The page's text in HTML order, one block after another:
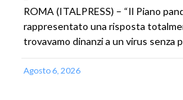
ROMA (ITALPRESS) – “Il Piano
rappresentato una risposta
trovavamo dinanzi a un virus senza
Agosto 6, 2026